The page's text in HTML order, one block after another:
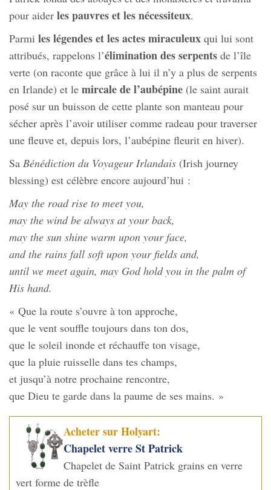
pour aider les pauvres et les nécessiteux.
Parmi les légendes et les actes miraculeux qui lui sont
attribués, rappelons l’élimination des serpents de l’île
verte (on raconte que grâce à lui il n’y a plus de serpents
en Irlande) et le mircale de l’aubépine (le saint aurait
posé sur un buisson de cette plante son manteau pour
sécher après l’avoir utiliser comme radeau pour traverser
une fleuve et, depuis lors, l’aubépine fleurit en hiver).
Sa Bénédiction du Voyageur Irlandais (Irish journey
blessing) est célèbre encore aujourd’hui :
May the road rise to meet you,
may the wind be always at your back,
may the sun shine warm upon your face,
and the rains fall soft upon your fields and,
until we meet again, may God hold you in the palm of
His hand.
« Que la route s’ouvre à ton approche,
que le vent souffle toujours dans ton dos,
que le soleil inonde et réchauffe ton visage,
que la pluie ruisselle dans tes champs,
et jusqu’à notre prochaine rencontre,
que Dieu te garde dans la paume de ses mains. »
Acheter sur Holyart:
Chapelet verre St Patrick
Chapelet de Saint Patrick grains en verre
vert forme de trèfle